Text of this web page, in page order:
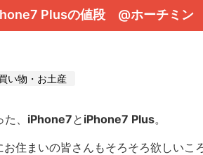
Plusの値段 @ホーチミン
い物・お土産
、 iPhone7と iPhone7 Plus。
住まいの皆さんもそろそろ欲しいこ